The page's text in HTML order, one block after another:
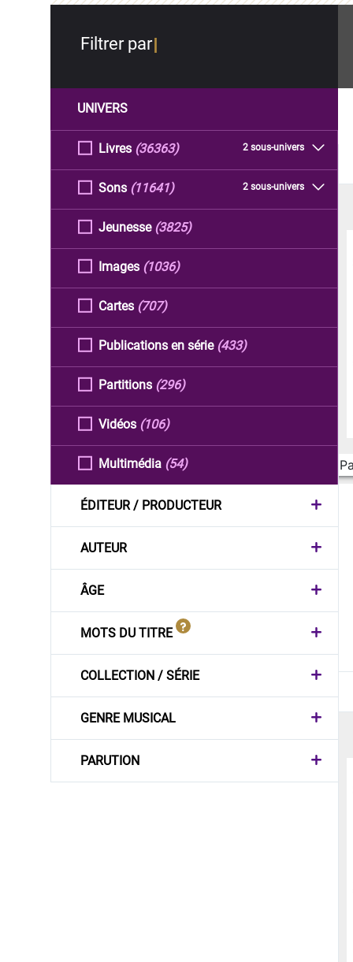
Filtrer par
UNIVERS
Livres 2 sous-univers
(36363)
Sons 2 sous-univers
(11641)
Jeunesse (3825)
Images (1036)
Cartes (707)
Publications en série (433)
Partitions (296)
Vidéos (106)
Multimédia (54)
ÉDITEUR / PRODUCTEUR
AUTEUR
ÂGE
MOTS DU TITRE
COLLECTION / SÉRIE
GENRE MUSICAL
PARUTION